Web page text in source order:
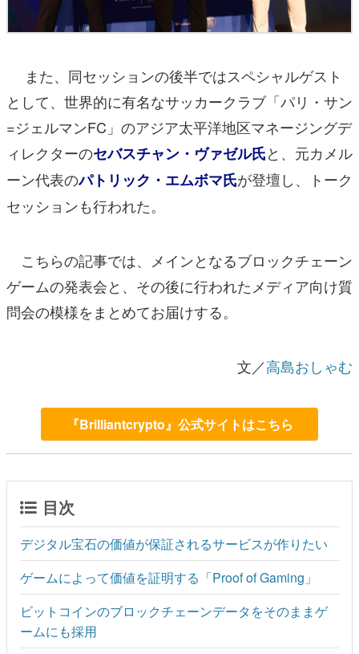
また、同セッションの後半ではスペシャルゲスト
として、世界的に有名なサッカークラブ「パリ・サン
=ジェルマンFC」のアジア太平洋地区マネージングデ
ィレクターのセバスチャン・ヴァゼル氏と、元カメル
ーン代表のパトリック・エムボマ氏が登壇し、トーク
セッションも行われた。
こちらの記事では、メインとなるブロックチェーン
ゲームの発表会と、その後に行われたメディア向け質
問会の模様をまとめてお届けする。
文／高島おしゃむ
『Brilliantcrypto』公式サイトはこちら
目次
デジタル宝石の価値が保証されるサービスが作りたい
ゲームによって価値を証明する「Proof of Gaming」
ビットコインのブロックチェーンデータをそのままゲ
ームにも採用